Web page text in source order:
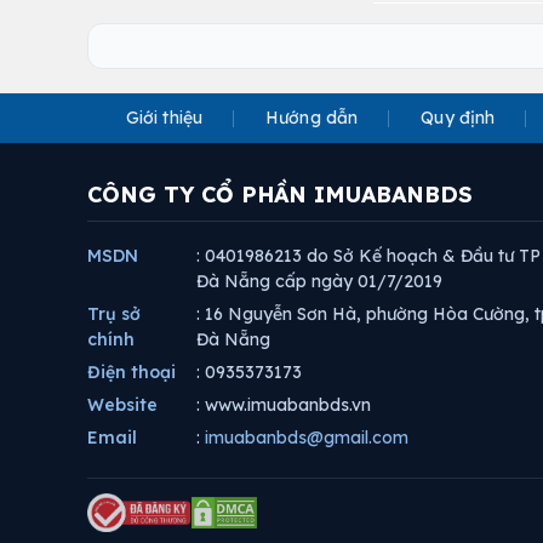
Giới thiệu Hướng dẫn Quy định
CÔNG TY CỔ PHẦN IMUABANBDS
MSDN
: 0401986213 do Sở Kế hoạch & Đầu tư TP
Đà Nẵng cấp ngày 01/7/2019
Trụ sở
chính
: 16 Nguyễn Sơn Hà, phường Hòa Cường,
Đà Nẵng
Điện thoại
: 0935373173
Website
: www.imuabanbds.vn
Email
: imuabanbds@gmail.com